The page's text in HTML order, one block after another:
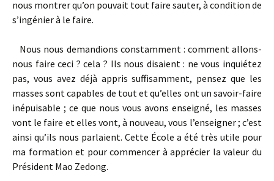
nous montrer qu’on pouvait tout faire sauter, à condition de
s’ingénier à le faire.
Nous nous demandions constamment : comment allons-
nous faire ceci ? cela ? Ils nous disaient : ne vous inquiétez
pas, vous avez déjà appris suffisamment, pensez que les
masses sont capables de tout et qu’elles ont un savoir-faire
inépuisable ; ce que nous vous avons enseigné, les masses
vont le faire et elles vont, à nouveau, vous l’enseigner ; c’est
ainsi qu’ils nous parlaient. Cette École a été très utile pour
ma formation et pour commencer à apprécier la valeur du
Président Mao Zedong.